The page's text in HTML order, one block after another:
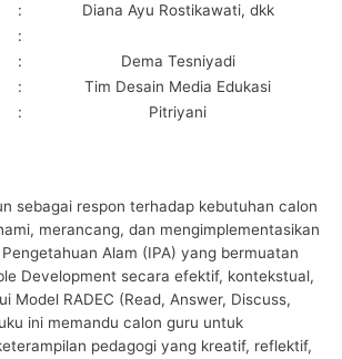
:
Diana Ayu Rostikawati, dkk
:
:
Dema Tesniyadi
:
Tim Desain Media Edukasi
: Pitriyani
sebagai respon terhadap kebutuhan calon
merancang, dan mengimplementasikan
Alam (IPA) yang bermuatan
Development secara efektif, kontekstual,
Model RADEC (Read, Answer, Discuss,
ini memandu calon guru untuk
pedagogi yang kreatif, reflektif,